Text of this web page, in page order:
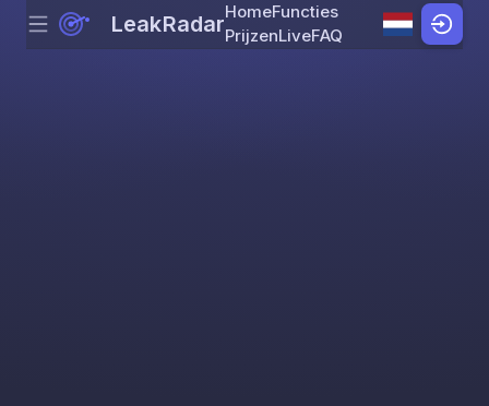
Skip to content
Menu LeakRadarHomeFuncties
PrijzenLiveFAQ